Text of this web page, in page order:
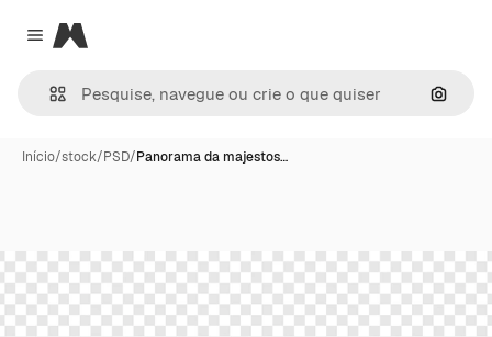
Close menu
Magnific
Início/stock/PSD/Panorama da majestos…